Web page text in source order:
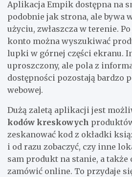
Aplikacja Empik dostępna na
podobnie jak strona, ale bywa
użyciu, zwłaszcza w terenie.
konto można wyszukiwać
lupki w górnej części ekranu.
uproszczony, ale pola z
dostępności pozostają bardzo
webowej.
Dużą zaletą aplikacji jest
kodów kreskowych
zeskanować kod z okładki
i od razu zobaczyć, czy inne
sam produkt na stanie, a także
zamówić online. To przydaje